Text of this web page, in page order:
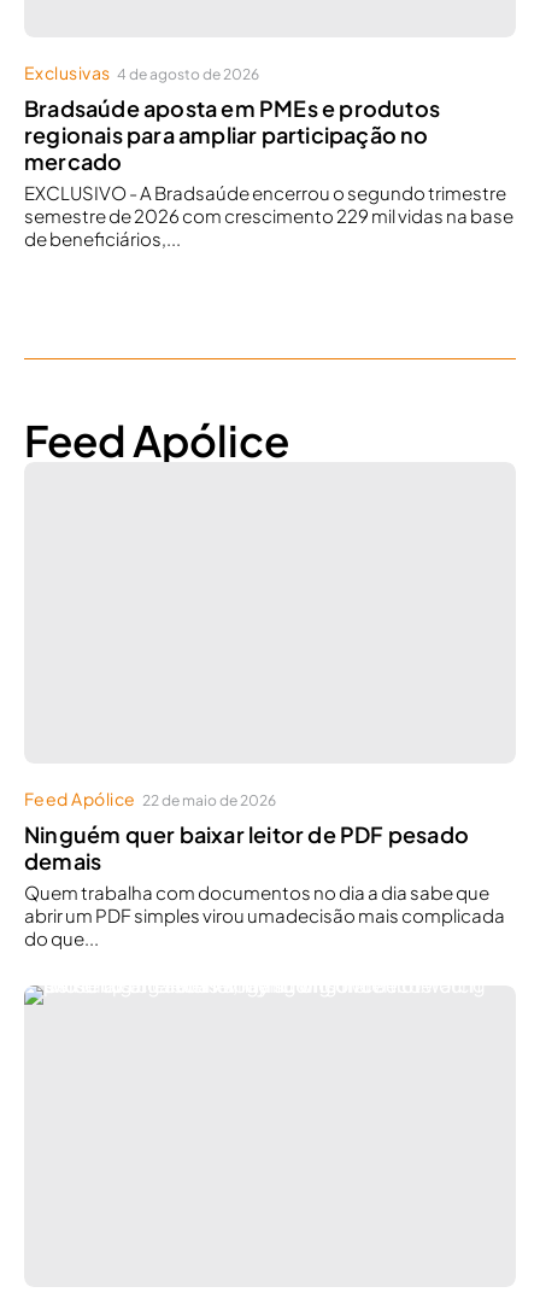
Exclusivas 4 de agosto de 2026
Bradsaúde aposta em PMEs e produtos
regionais para ampliar participação no
mercado
EXCLUSIVO - A Bradsaúde encerrou o segundo trimestre
semestre de 2026 com crescimento 229 mil vidas na base
de beneficiários,...
Feed Apólice
Feed Apólice 22 de maio de 2026
Ninguém quer baixar leitor de PDF pesado
demais
Quem trabalha com documentos no dia a dia sabe que
abrir um PDF simples virou umadecisão mais complicada
do que...